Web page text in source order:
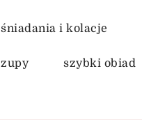
śniadania i kolacje
zupy szybki obiad